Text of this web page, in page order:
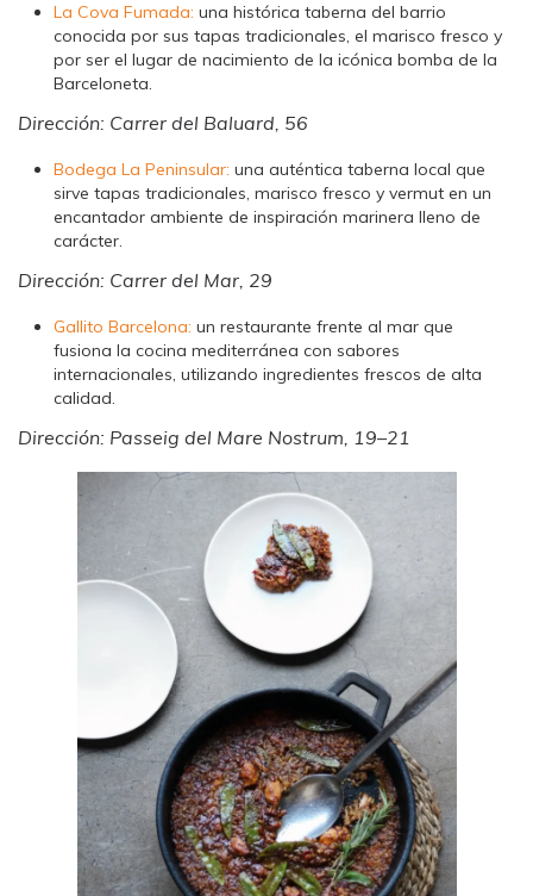
La Cova Fumada: una histórica taberna del barrio
conocida por sus tapas tradicionales, el marisco fresco y
por ser el lugar de nacimiento de la icónica bomba de la
Barceloneta.
Dirección: Carrer del Baluard, 56
Bodega La Peninsular: una auténtica taberna local que
sirve tapas tradicionales, marisco fresco y vermut en un
encantador ambiente de inspiración marinera lleno de
carácter.
Dirección: Carrer del Mar, 29
Gallito Barcelona: un restaurante frente al mar que
fusiona la cocina mediterránea con sabores
internacionales, utilizando ingredientes frescos de alta
calidad.
Dirección: Passeig del Mare Nostrum, 19–21